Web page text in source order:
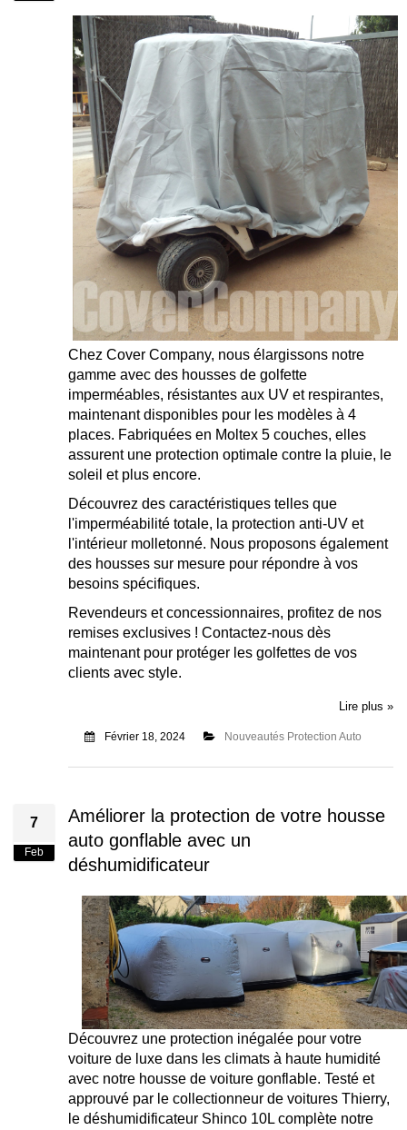
Chez Cover Company, nous élargissons notre
gamme avec des housses de golfette
imperméables, résistantes aux UV et respirantes,
maintenant disponibles pour les modèles à 4
places. Fabriquées en Moltex 5 couches, elles
assurent une protection optimale contre la pluie, le
soleil et plus encore.
Découvrez des caractéristiques telles que
l'imperméabilité totale, la protection anti-UV et
l'intérieur molletonné. Nous proposons également
des housses sur mesure pour répondre à vos
besoins spécifiques.
Revendeurs et concessionnaires, profitez de nos
remises exclusives ! Contactez-nous dès
maintenant pour protéger les golfettes de vos
clients avec style.
Lire plus »
Février 18, 2024 Nouveautés Protection Auto
7
Feb
Améliorer la protection de votre housse
auto gonflable avec un
déshumidificateur
Découvrez une protection inégalée pour votre
voiture de luxe dans les climats à haute humidité
avec notre housse de voiture gonflable. Testé et
approuvé par le collectionneur de voitures Thierry,
le déshumidificateur Shinco 10L complète notre